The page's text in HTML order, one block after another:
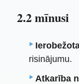
2.2 mīnusi
risinājumu.
Atkarība